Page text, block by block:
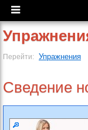
Перейти: Упражнения
Сведение